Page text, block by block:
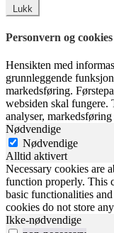
Lukk
Personvern og cookies
Hensikten med
grunnleggende
markedsføring.
websiden skal fungere.
analyser,
Nødvendige
Nødvendige
Alltid aktivert
Necessary cookies are
function properly. This
basic functionalities
cookies do not store
Ikke-nødvendige